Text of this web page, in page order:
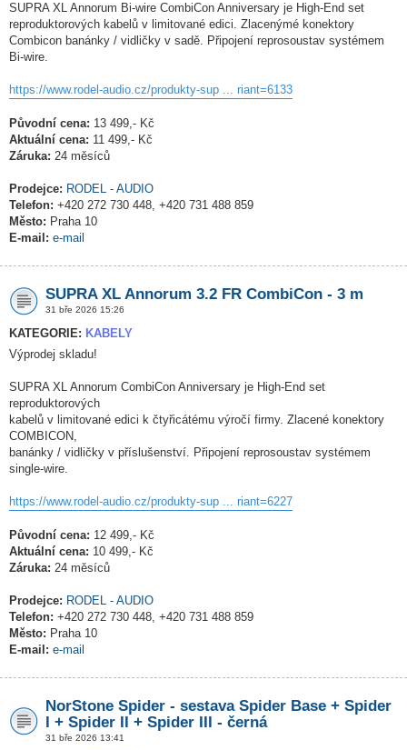
SUPRA XL Annorum Bi-wire CombiCon Anniversary je High-End set
reproduktorových kabelů v limitované edici. Zlacenýmé konektory
Combicon banánky / vidličky v sadě. Připojení reprosoustav systémem
Bi-wire.
https://www.rodel-audio.cz/produkty-sup ... riant=6133
Původní cena: 13 499,- Kč
Aktuální cena: 11 499,- Kč
Záruka: 24 měsíců
Prodejce: RODEL - AUDIO
Telefon: +420 272 730 448, +420 731 488 859
Město: Praha 10
E-mail: e-mail
SUPRA XL Annorum 3.2 FR CombiCon - 3 m
31 bře 2026 15:26
KATEGORIE: KABELY
Výprodej skladu!
SUPRA XL Annorum CombiCon Anniversary je High-End set
reproduktorových
kabelů v limitované edici k čtyřicátému výročí firmy. Zlacené konektory
COMBICON,
banánky / vidličky v příslušenství. Připojení reprosoustav systémem
single-wire.
https://www.rodel-audio.cz/produkty-sup ... riant=6227
Původní cena: 12 499,- Kč
Aktuální cena: 10 499,- Kč
Záruka: 24 měsíců
Prodejce: RODEL - AUDIO
Telefon: +420 272 730 448, +420 731 488 859
Město: Praha 10
E-mail: e-mail
NorStone Spider - sestava Spider Base + Spider
I + Spider II + Spider III - černá
31 bře 2026 13:41